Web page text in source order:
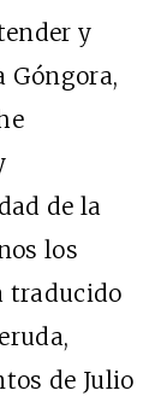
y
Góngora,
de la
los
traducido
de Julio